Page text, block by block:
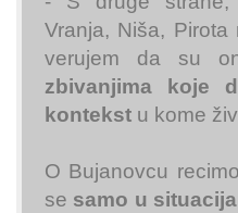
Vranja, Niša, Pirota
verujem da su
zbivanjima koje
kontekst u kome
O Bujanovcu
se samo u